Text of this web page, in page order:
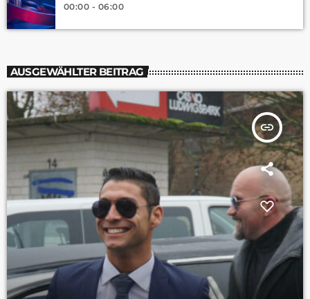
00:00 - 06:00
AUSGEWÄHLTER BEITRAG
insert_link